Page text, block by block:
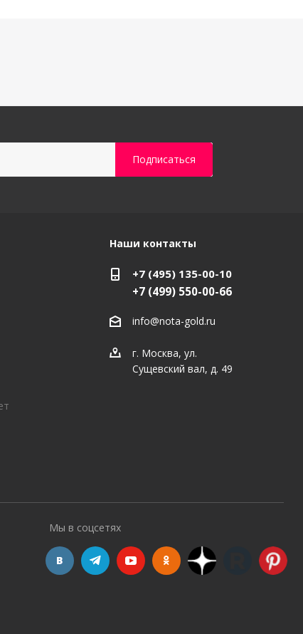
Наши контакты
+7 (495) 135-00-10
+7 (499) 550-00-66
info@nota-gold.ru
г. Москва, ул.
Сущевский вал, д. 49
Мы в соцсетях